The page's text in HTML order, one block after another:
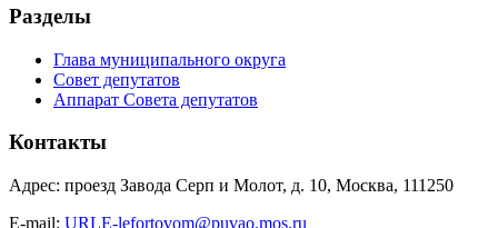
Разделы
Глава муниципального округа
Совет депутатов
Аппарат Совета депутатов
Контакты
Адрес: проезд Завода Серп и Молот, д. 10, Москва, 111250
E-mail: URLE-lefortovom@puvao.mos.ru